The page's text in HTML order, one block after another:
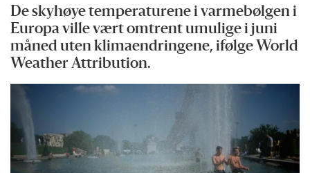
De skyhøye temperaturene i varmebølgen i
Europa ville vært omtrent umulige i juni
måned uten klimaendringene, ifølge World
Weather Attribution.